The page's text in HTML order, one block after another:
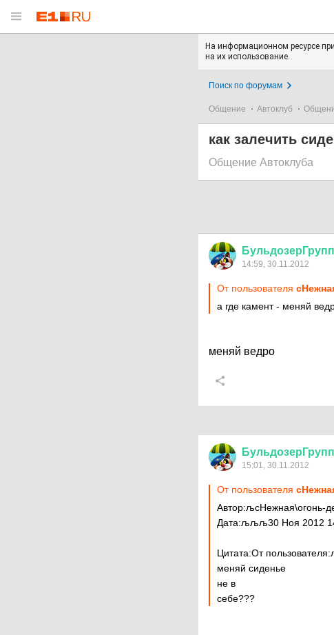
На информационном ресурсе
на их использование.
Поиск по форумам
Общение Автоклуб
как залечить
Общение Автоклуба
БульдозерГрупп
14:59, 30.11.2012
От пользователя
а где камент - меняй
меняй ведро
БульдозерГрупп
15:01, 30.11.2012
От пользователя
Дата:љљљ30 Ноя 2012
Цитата:От
меняй сиденье
не в
себе???